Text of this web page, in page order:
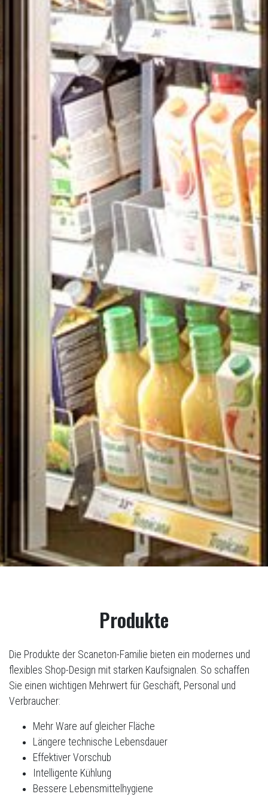
Produkte
Die Produkte der Scaneton-Familie bieten ein modernes und
flexibles Shop-Design mit starken Kaufsignalen. So schaffen
Sie einen wichtigen Mehrwert für Geschäft, Personal und
Verbraucher:
Mehr Ware auf gleicher Fläche
Längere technische Lebensdauer
Effektiver Vorschub
Intelligente Kühlung
Bessere Lebensmittelhygiene